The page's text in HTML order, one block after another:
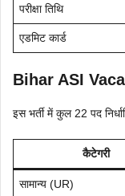
परीक्षा तिथि
एडमिट कार्ड
Bihar ASI
इस भर्ती में कुल 22 पद
कैटेगरी
सामान्य (UR)